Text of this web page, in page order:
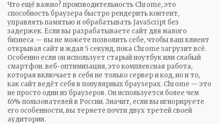
Что ещё важно? производительность Chrome,это
способность браузера быстро рендерить контент,
управлять памятью и обрабатывать JavaScript без
задержек. Если вы разрабатываете сайт для малого
бизнеса — вы не можете позволить себе, чтобы ваш клиент
открывал сайт и ждал 5 секунд, пока Chrome загрузит всё.
Особенно если он использует старый ноутбук или слабый
смартфон.веб-оптимизация,это комплексная работа,
которая включает в себя не только сервер и код, но и то,
как сайт ведёт себя в популярных браузерах. Chrome — это
не просто один из браузеров. Он используется более чем
65% пользователей в России. Значит, если вы игнорируете
его особенности, вы теряете почти двух третей своей
аудитории.